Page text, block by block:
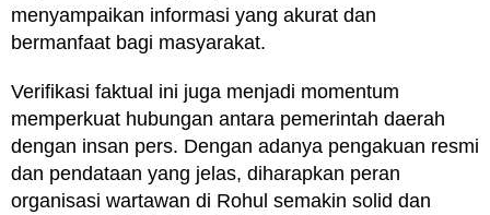
menyampaikan informasi yang akurat dan
bermanfaat bagi masyarakat.
Verifikasi faktual ini juga menjadi momentum
memperkuat hubungan antara pemerintah daerah
dengan insan pers. Dengan adanya pengakuan resmi
dan pendataan yang jelas, diharapkan peran
organisasi wartawan di Rohul semakin solid dan